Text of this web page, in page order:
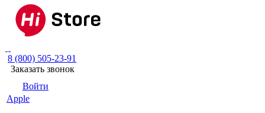
8 (800) 505-23-91
Заказать звонок
Войти
Apple